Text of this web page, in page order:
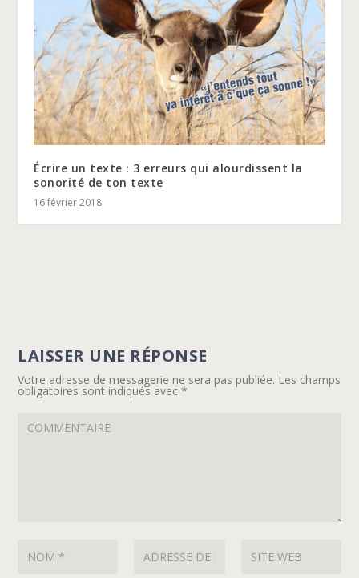
Écrire un texte : 3 erreurs qui alourdissent la
sonorité de ton texte
16 février 2018
LAISSER UNE RÉPONSE
Votre adresse de messagerie ne sera pas publiée. Les champs
obligatoires sont indiqués avec*